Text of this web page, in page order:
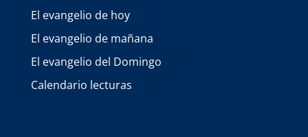
El evangelio de hoy
El evangelio de mañana
El evangelio del Domingo
Calendario lecturas